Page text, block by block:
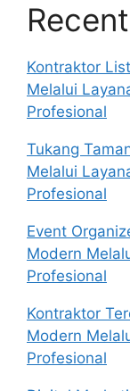
Kontraktor
Melalui
Profesional
Tukang
Melalui
Profesional
Event
Modern
Profesional
Kontraktor
Modern
Profesional